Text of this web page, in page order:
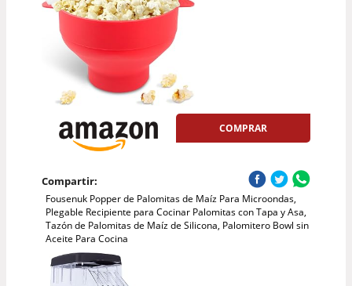
COMPRAR
Compartir:
Fousenuk Popper de Palomitas de Maíz Para Microondas,
Plegable Recipiente para Cocinar Palomitas con Tapa y Asa,
Tazón de Palomitas de Maíz de Silicona, Palomitero Bowl sin
Aceite Para Cocina